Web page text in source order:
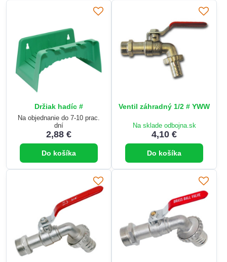
Držiak hadíc #
Na objednanie do 7-10 prac.
dní
2,88 €
Do košíka
Ventil záhradný 1/2 # YWW
Na sklade odbojna.sk
4,10 €
Do košíka